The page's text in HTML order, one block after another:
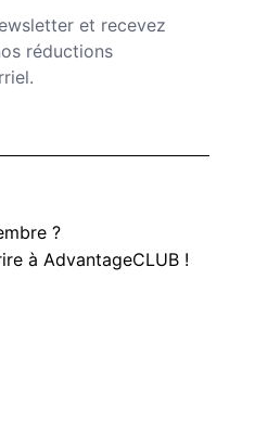
et recevez
réductions
?
à AdvantageCLUB !